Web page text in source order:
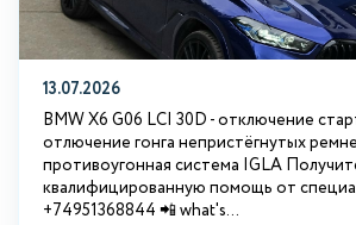
13.07.2026
BMW X6 G06 LCI 30D - отключение
отлючение гонга непристёгнутых
противоугонная система IGLA
квалифицированную помощь от
+74951368844 📲 what's...